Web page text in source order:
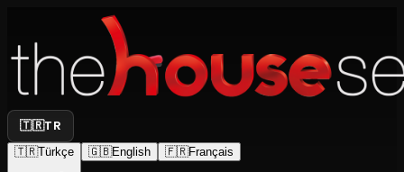
🇹🇷TR
🇹🇷Türkçe 🇬🇧English 🇫🇷Français